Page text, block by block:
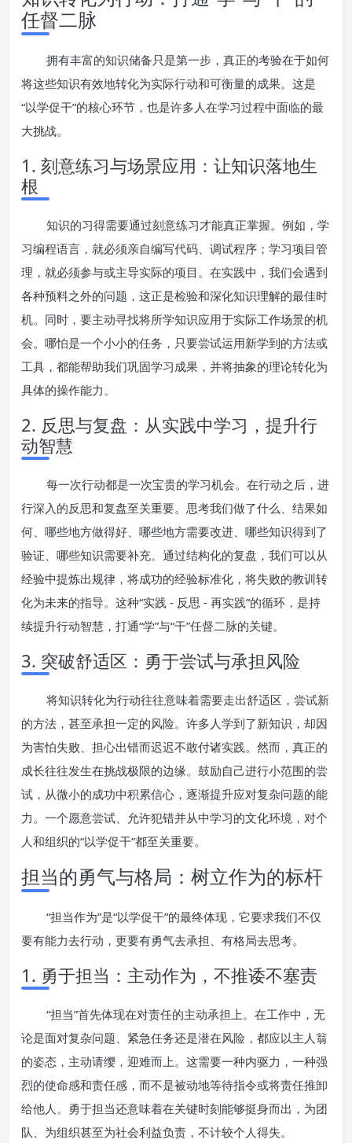
任督二脉
拥有丰富的知识储备只是第一步，真正的考验在于如何
将这些知识有效地转化为实际行动和可衡量的成果。这是
“以学促干”的核心环节，也是许多人在学习过程中面临的最
大挑战。
1. 刻意练习与场景应用：让知识落地生
根
知识的习得需要通过刻意练习才能真正掌握。例如，学
习编程语言，就必须亲自编写代码、调试程序；学习项目管
理，就必须参与或主导实际的项目。在实践中，我们会遇到
各种预料之外的问题，这正是检验和深化知识理解的最佳时
机。同时，要主动寻找将所学知识应用于实际工作场景的机
会。哪怕是一个小小的任务，只要尝试运用新学到的方法或
工具，都能帮助我们巩固学习成果，并将抽象的理论转化为
具体的操作能力。
2. 反思与复盘：从实践中学习，提升行
动智慧
每一次行动都是一次宝贵的学习机会。在行动之后，进
行深入的反思和复盘至关重要。思考我们做了什么、结果如
何、哪些地方做得好、哪些地方需要改进、哪些知识得到了
验证、哪些知识需要补充。通过结构化的复盘，我们可以从
经验中提炼出规律，将成功的经验标准化，将失败的教训转
化为未来的指导。这种“实践 - 反思 - 再实践”的循环，是持
续提升行动智慧，打通“学”与“干”任督二脉的关键。
3. 突破舒适区：勇于尝试与承担风险
将知识转化为行动往往意味着需要走出舒适区，尝试新
的方法，甚至承担一定的风险。许多人学到了新知识，却因
为害怕失败、担心出错而迟迟不敢付诸实践。然而，真正的
成长往往发生在挑战极限的边缘。鼓励自己进行小范围的尝
试，从微小的成功中积累信心，逐渐提升应对复杂问题的能
力。一个愿意尝试、允许犯错并从中学习的文化环境，对个
人和组织的“以学促干”都至关重要。
担当的勇气与格局：树立作为的标杆
“担当作为”是“以学促干”的最终体现，它要求我们不仅
要有能力去行动，更要有勇气去承担、有格局去思考。
1. 勇于担当：主动作为，不推诿不塞责
“担当”首先体现在对责任的主动承担上。在工作中，无
论是面对复杂问题、紧急任务还是潜在风险，都应以主人翁
的姿态，主动请缨，迎难而上。这需要一种内驱力，一种强
烈的使命感和责任感，而不是被动地等待指令或将责任推卸
给他人。勇于担当还意味着在关键时刻能够挺身而出，为团
队、为组织甚至为社会利益负责，不计较个人得失。